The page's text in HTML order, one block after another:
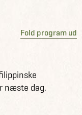
Fold program ud
næste dag.